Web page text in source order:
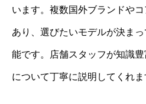
います。複数国外ブランドや
あり、選びたいモデルが決ま
能です。店舗スタッフが知識
について丁寧に説明してくれま